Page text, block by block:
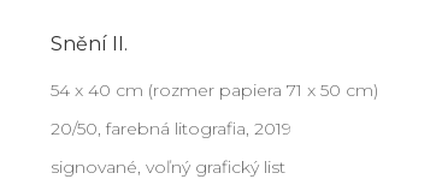
Snění II.
54 x 40 cm (rozmer papiera 71 x 50 cm)
20/50, farebná litografia, 2019
signované, voľný grafický list